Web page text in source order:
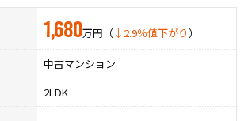
1,680万円（↓2.9％値下がり）
中古マンション
2LDK